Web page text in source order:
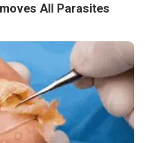
All Parasites